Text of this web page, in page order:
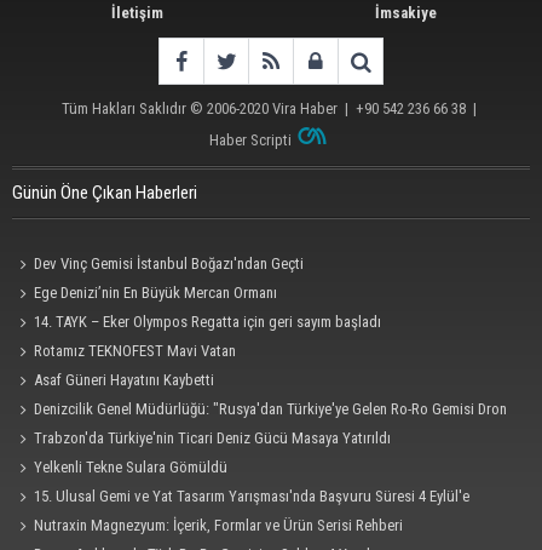
İletişim
İmsakiye
Tüm Hakları Saklıdır © 2006-2020 Vira Haber | +90 542 236 66 38 |
Haber Scripti
Günün Öne Çıkan Haberleri
Dev Vinç Gemisi İstanbul Boğazı'ndan Geçti
Ege Denizi’nin En Büyük Mercan Ormanı
14. TAYK – Eker Olympos Regatta için geri sayım başladı
Rotamız TEKNOFEST Mavi Vatan
Asaf Güneri Hayatını Kaybetti
Denizcilik Genel Müdürlüğü: "Rusya'dan Türkiye'ye Gelen Ro-Ro Gemisi Dron
Saldırısına Uğradı"
Trabzon'da Türkiye'nin Ticari Deniz Gücü Masaya Yatırıldı
Yelkenli Tekne Sulara Gömüldü
15. Ulusal Gemi ve Yat Tasarım Yarışması'nda Başvuru Süresi 4 Eylül'e
Uzatıldı
Nutraxin Magnezyum: İçerik, Formlar ve Ürün Serisi Rehberi